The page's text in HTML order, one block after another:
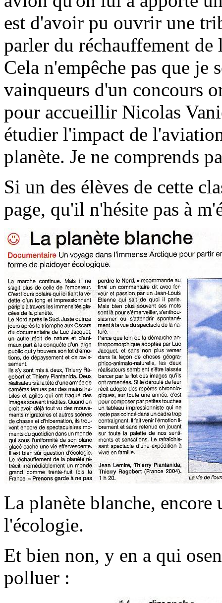
est d'avoir pu ouvrir une
parler du réchauffement
Cela n'empêche pas que je
vainqueurs d'un concours
pour accueillir Nicolas
étudier l'impact de
planète. Je ne comprends
Si un des élèves de cette
page, qu'il n'hésite pas à
La planète blanche,
l'écologie.
Et bien non, y en a qui
polluer :